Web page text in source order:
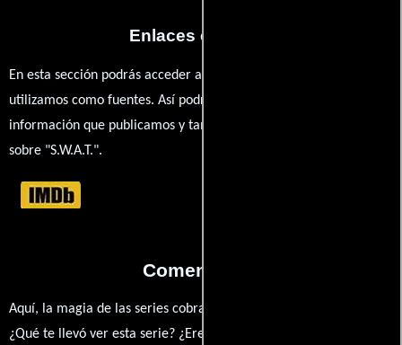
Enlaces externos
En esta sección podrás acceder a los recursos externos que
utilizamos como fuentes. Así podrás chequear toda la
información que publicamos y también ampliar tu conocimiento
sobre "S.W.A.T.".
Comentarios
Aquí, la magia de las series cobra vida a través de tus opiniones.
¿Qué te llevó ver esta serie? ¿Eres fan de? Comparte tus